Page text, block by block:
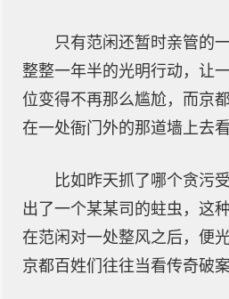
只有范闲还暂时亲管的
整整一年半的光明行动，让
位变得不再那么尴尬，而京
在一处衙门外的那道墙上去看
比如昨天抓了哪个贪污
出了一个某某司的蛀虫，这
在范闲对一处整风之后，便
京都百姓们往往当看传奇破